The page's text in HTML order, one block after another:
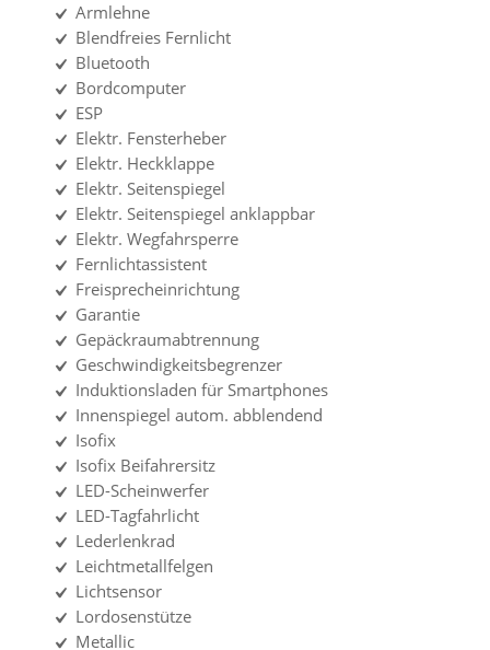
Armlehne
Blendfreies Fernlicht
Bluetooth
Bordcomputer
ESP
Elektr. Fensterheber
Elektr. Heckklappe
Elektr. Seitenspiegel
Elektr. Seitenspiegel anklappbar
Elektr. Wegfahrsperre
Fernlichtassistent
Freisprecheinrichtung
Garantie
Gepäckraumabtrennung
Geschwindigkeitsbegrenzer
Induktionsladen für Smartphones
Innenspiegel autom. abblendend
Isofix
Isofix Beifahrersitz
LED-Scheinwerfer
LED-Tagfahrlicht
Lederlenkrad
Leichtmetallfelgen
Lichtsensor
Lordosenstütze
Metallic